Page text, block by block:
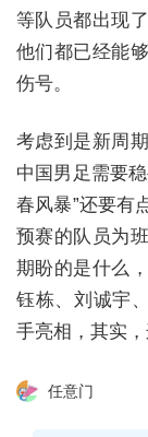
等队员都出现
他们都已经能
伤号。
考虑到是新周
中国男足需要
春风暴”还要有
预赛的队员为
期盼的是什么
钰栋、刘诚宇
手亮相，其实
任意门